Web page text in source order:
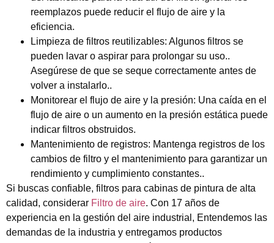
reemplazos puede reducir el flujo de aire y la
eficiencia.
Limpieza de filtros reutilizables: Algunos filtros se
pueden lavar o aspirar para prolongar su uso..
Asegúrese de que se seque correctamente antes de
volver a instalarlo..
Monitorear el flujo de aire y la presión: Una caída en el
flujo de aire o un aumento en la presión estática puede
indicar filtros obstruidos.
Mantenimiento de registros: Mantenga registros de los
cambios de filtro y el mantenimiento para garantizar un
rendimiento y cumplimiento constantes..
Si buscas confiable, filtros para cabinas de pintura de alta
calidad, considerar Filtro de aire. Con 17 años de
experiencia en la gestión del aire industrial, Entendemos las
demandas de la industria y entregamos productos